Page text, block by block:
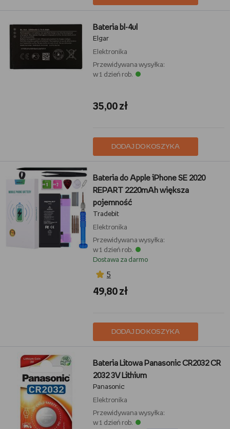
Bateria bl-4ul
Elgar
Elektronika
Przewidywana wysyłka:
w 1 dzień rob.
35,00 zł
DODAJ DO KOSZYKA
Bateria do Apple iPhone SE 2020
REPART 2220mAh większa
pojemność
Tradebit
Elektronika
Przewidywana wysyłka:
w 1 dzień rob.
Dostawa za darmo
5
49,80 zł
DODAJ DO KOSZYKA
Bateria Litowa Panasonic CR2032 CR
2032 3V Lithium
Panasonic
Elektronika
Przewidywana wysyłka:
w 1 dzień rob.